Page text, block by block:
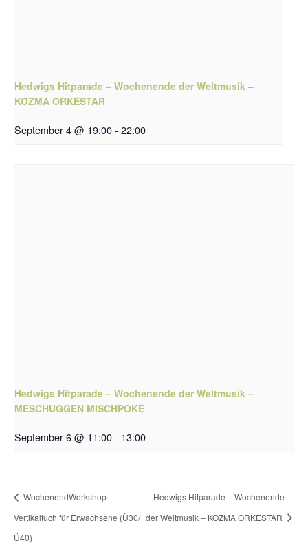
Hedwigs Hitparade – Wochenende der Weltmusik –
KOZMA ORKESTAR
September 4 @ 19:00- 22:00
Hedwigs Hitparade – Wochenende der Weltmusik –
MESCHUGGEN MISCHPOKE
September 6 @ 11:00- 13:00
WochenendWorkshop –
Vertikaltuch für Erwachsene (Ü30/
Ü40)
Hedwigs Hitparade – Wochenende
der Weltmusik – KOZMA ORKESTAR